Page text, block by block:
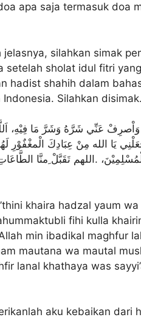
apa saja termasuk doa
jelasnya, silahkan simak
setelah sholat idul fitri
hadist shahih dalam
Silahkan disimak.
وَاْصرِفْ عَنِّي شَرَّهُ وَشَرَّ مَا فِيْهِ،
يَا الله مِنْ عِبَادِكَ الْمغْفٌوْرِ
.اللهم تَقَبَّلْ ِمنَّا
khaira hadzal yaum
fihi kulla
min ibadikal maghfur
mautana wa mautal
lanal khathaya was
aku kebaikan dari